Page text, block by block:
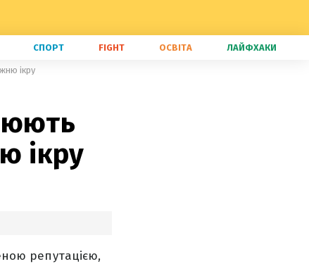
СПОРТ FIGHT ОСВІТА ЛАЙФХАКИ
ікру
ікру
репутацією,